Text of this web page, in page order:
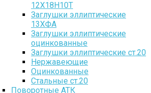
12Х18Н10Т
Заглушки эллиптические
13ХФА
Заглушки эллиптические
оцинкованные
Заглушки эллиптические ст.20
Нержавеющие
Оцинкованные
Стальные ст.20
Поворотные АТК